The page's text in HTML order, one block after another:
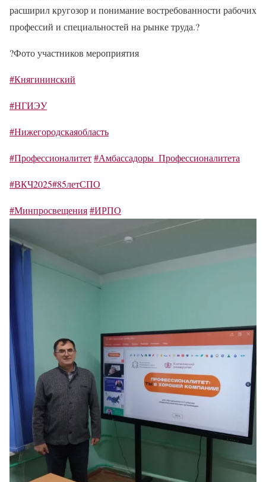
расширил кругозор и понимание востребованности рабочих
профессий и специальностей на рынке труда.?
?Фото участников мероприятия
#Княгининский
#НГИЭУ
#Нижегородскаяобласть
#Профессионалитет#Амбассадоры_Профессионалитета
#ВКЧ2025#85летСПО
#Минпросвещения#ИРПО